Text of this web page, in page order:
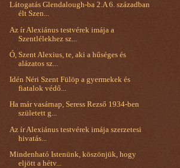
Látogatás Glendalough-ba 2.A 6. században
élt Szen...
Az ír Alexiánus testvérek imája a
Szentlélekhez sz...
Ó, Szent Alexius, te, aki a hűséges és
alázatos sz...
Idén Néri Szent Fülöp a gyermekek és
fiatalok védő...
Ha már vasárnap, Seress Rezső 1934-ben
született g...
Az ír Alexiánus testvérek imája szerzetesi
hivatás...
Mindenható Istenünk, köszönjük, hogy
eljött a hétv...